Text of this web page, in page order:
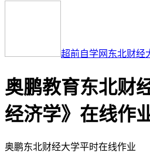
超前自学网 东北财经
奥鹏教育东北财
经济学》在线作
奥鹏东北财经大学平时在线作业